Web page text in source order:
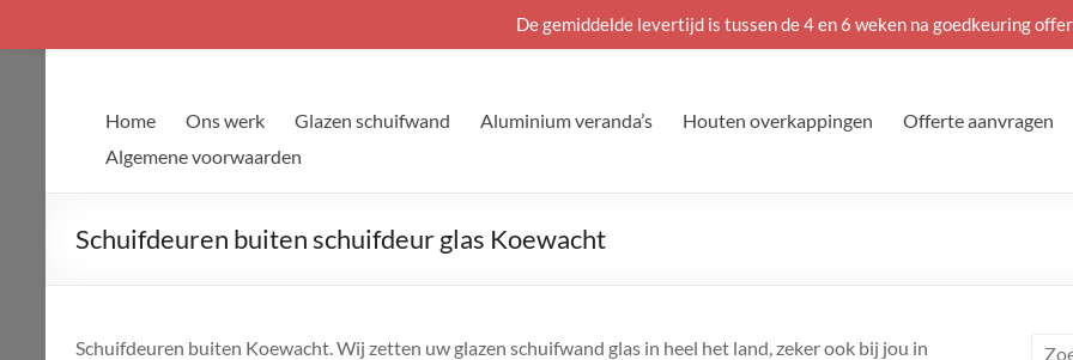
Home Ons werk Glazen schuifwand Aluminium veranda’s Houten overkappingen Offerte aanvragen
Algemene voorwaarden
Schuifdeuren buiten schuifdeur glas Koewacht
Schuifdeuren buiten Koewacht. Wij zetten uw glazen schuifwand glas in heel het land, zeker ook bij jou in
De gemiddelde levertijd is tussen de 4 en 6 weken na goedkeuring